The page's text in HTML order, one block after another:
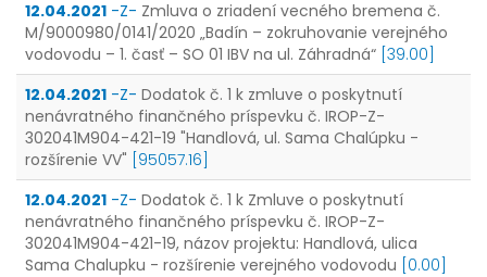
12.04.2021 -Z- Zmluva o zriadení vecného bremena č.
M/9000980/0141/2020 „Badín – zokruhovanie verejného
vodovodu – 1. časť – SO 01 IBV na ul. Záhradná“ [39.00]
12.04.2021 -Z- Dodatok č. 1 k zmluve o poskytnutí
nenávratného finančného príspevku č. IROP-Z-
302041M904-421-19 "Handlová, ul. Sama Chalúpku -
rozšírenie VV" [95057.16]
12.04.2021 -Z- Dodatok č. 1 k Zmluve o poskytnutí
nenávratného finančného príspevku č. IROP-Z-
302041M904-421-19, názov projektu: Handlová, ulica
Sama Chalupku - rozšírenie verejného vodovodu [0.00]